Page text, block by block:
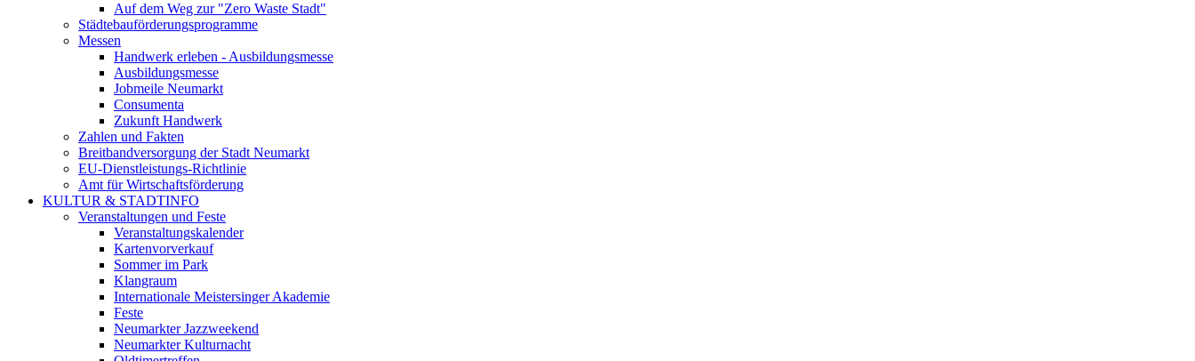
Auf dem Weg zur "Zero Waste Stadt"
Städtebauförderungsprogramme
Messen
Handwerk erleben - Ausbildungsmesse
Ausbildungsmesse
Jobmeile Neumarkt
Consumenta
Zukunft Handwerk
Zahlen und Fakten
Breitbandversorgung der Stadt Neumarkt
EU-Dienstleistungs-Richtlinie
Amt für Wirtschaftsförderung
KULTUR & STADTINFO
Veranstaltungen und Feste
Veranstaltungskalender
Kartenvorverkauf
Sommer im Park
Klangraum
Internationale Meistersinger Akademie
Feste
Neumarkter Jazzweekend
Neumarkter Kulturnacht